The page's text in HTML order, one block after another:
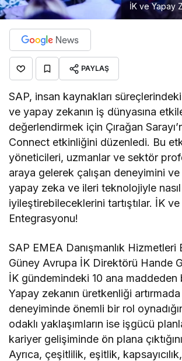
İK ve Yapay
PAYLAŞ
SAP, insan kaynakları
ve yapay zekanın iş dünyasına
değerlendirmek için Çırağan
Connect etkinliğini düzenledi. Bu
yöneticileri, uzmanlar ve sektör
araya gelerek çalışan deneyimini
yapay zeka ve ileri teknolojiyle nasıl
iyileştirebileceklerini tartıştılar. İK
Entegrasyonu!
SAP EMEA Danışmanlık Hizmetleri
Güney Avrupa İK Direktörü Hande
İK gündemindeki 10 ana maddeden
Yapay zekanın üretkenliği
deneyiminde önemli bir rol
odaklı yaklaşımların ise işgücü
kariyer gelişiminde ön plana
Ayrıca, çeşitlilik, eşitlik,